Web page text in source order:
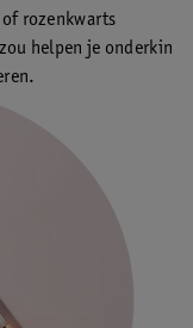
of rozenkwarts
helpen je onderkin